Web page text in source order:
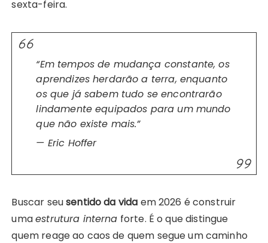
sexta-feira.
“Em tempos de mudança constante, os
aprendizes herdarão a terra, enquanto
os que já sabem tudo se encontrarão
lindamente equipados para um mundo
que não existe mais.”
— Eric Hoffer
Buscar seusentido da vida em 2026 é construir
umaestrutura interna forte. É o que distingue
quem reage ao caos de quem segue um caminho